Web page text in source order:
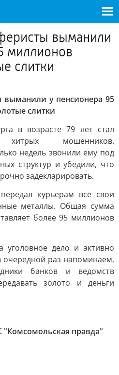
выманили
миллионов
слитки
выманили у пенсионера 95
слитки
в возрасте 79 лет стал
мошенников.
недель звонили ему под
структур и убедили, что
задекларировать.
курьерам все свои
металлы. Общая сумма
более 95 миллионов
уголовное дело и активно
раз напоминаем,
банков и ведомств
золото и деньги
"Комсомольская правда"